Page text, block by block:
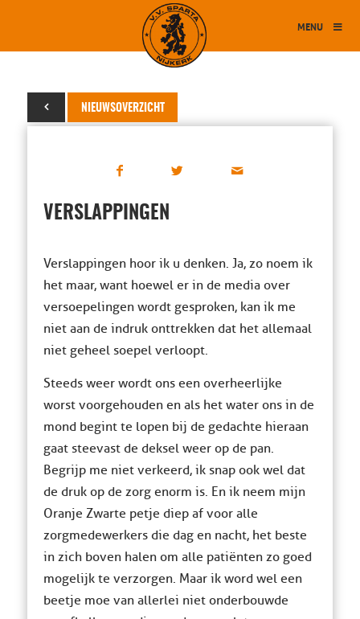
MENU
NIEUWSOVERZICHT
26 april 2021
VERSLAPPINGEN
Verslappingen hoor ik u denken. Ja, zo noem ik
het maar, want hoewel er in de media over
versoepelingen wordt gesproken, kan ik me
niet aan de indruk onttrekken dat het allemaal
niet geheel soepel verloopt.
Steeds weer wordt ons een overheerlijke
worst voorgehouden en als het water ons in de
mond begint te lopen bij de gedachte hieraan
gaat steevast de deksel weer op de pan.
Begrijp me niet verkeerd, ik snap ook wel dat
de druk op de zorg enorm is. En ik neem mijn
Oranje Zwarte petje diep af voor alle
zorgmedewerkers die dag en nacht, het beste
in zich boven halen om alle patiënten zo goed
mogelijk te verzorgen. Maar ik word wel een
beetje moe van allerlei niet onderbouwde